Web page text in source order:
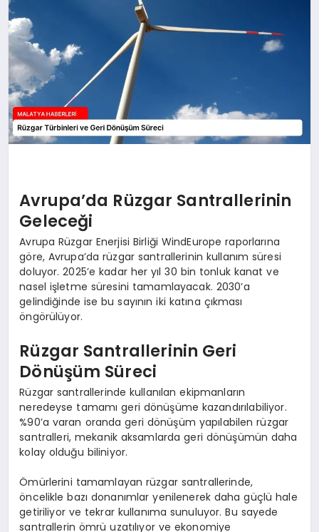
SAĞLIK
SIYASET
SPOR
Avrupa’da Rüzgar Santrallerinin
Geleceği
Avrupa Rüzgar Enerjisi Birliği WindEurope raporlarına
göre, Avrupa’da rüzgar santrallerinin kullanım süresi
doluyor. 2025’e kadar her yıl 30 bin tonluk kanat ve
nasel işletme süresini tamamlayacak. 2030’a
gelindiğinde ise bu sayının iki katına çıkması
öngörülüyor.
Rüzgar Santrallerinin Geri
Dönüşüm Süreci
Rüzgar santrallerinde kullanılan ekipmanların
neredeyse tamamı geri dönüşüme kazandırılabiliyor.
%90’a varan oranda geri dönüşüm yapılabilen rüzgar
santralleri, mekanik aksamlarda geri dönüşümün daha
kolay olduğu biliniyor.
Ömürlerini tamamlayan rüzgar santrallerinde,
öncelikle bazı donanımlar yenilenerek daha güçlü hale
getiriliyor ve tekrar kullanıma sunuluyor. Bu sayede
santrallerin ömrü uzatılıyor ve ekonomiye